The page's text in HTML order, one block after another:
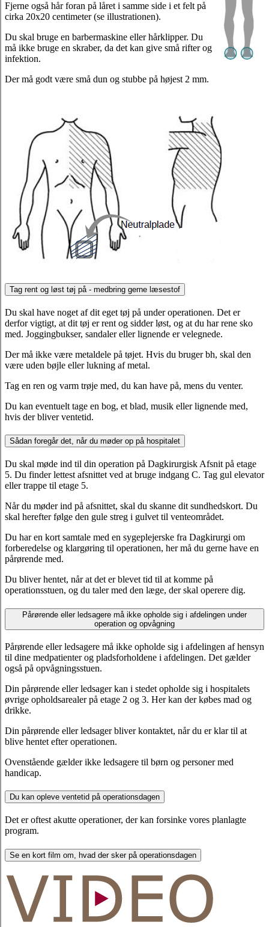
Fjerne også hår foran på låret i samme side i et felt på
cirka 20x20 centimeter (se illustrationen).
Du skal bruge en barbermaskine eller hårklipper. Du
må ikke bruge en skraber, da det kan give små rifter og
infektion.
Der må godt være små dun og stubbe på højest 2 mm.
Tag rent og løst tøj på - medbring gerne læsestof
Du skal have noget af dit eget tøj på under operationen. Det er
derfor vigtigt, at dit tøj er rent og sidder løst, og at du har rene sko
med. Joggingbukser, sandaler eller lignende er velegnede.
Der må ikke være metaldele på tøjet. Hvis du bruger bh, skal den
være uden bøjle eller lukning af metal.
Tag en ren og varm trøje med, du kan have på, mens du venter.
Du kan eventuelt tage en bog, et blad, musik eller lignende med,
hvis der bliver ventetid.
Sådan foregår det, når du møder op på hospitalet
Du skal møde ind til din operation på Dagkirurgisk Afsnit på etage
5. Du finder lettest afsnittet ved at bruge indgang C. Tag gul elevator
eller trappe til etage 5.
Når du møder ind på afsnittet, skal du skanne dit sundhedskort. Du
skal herefter følge den gule streg i gulvet til venteområdet.
Du har en kort samtale med en sygeplejerske fra Dagkirurgi om
forberedelse og klargøring til operationen, her må du gerne have en
pårørende med.
Du bliver hentet, når at det er blevet tid til at komme på
operationsstuen, og du taler med den læge, der skal operere dig.
Pårørende eller ledsagere må ikke opholde sig i afdelingen under
operation og opvågning
Pårørende eller ledsagere må ikke opholde sig i afdelingen af hensyn
til dine medpatienter og pladsforholdene i afdelingen. Det gælder
også på opvågningsstuen.
Din pårørende eller ledsager kan i stedet opholde sig i hospitalets
øvrige opholdsarealer på etage 2 og 3. Her kan der købes mad og
drikke.
Din pårørende eller ledsager bliver kontaktet, når du er klar til at
blive hentet efter operationen.
Ovenstående gælder ikke ledsagere til børn og personer med
handicap.
Du kan opleve ventetid på operationsdagen
Det er oftest akutte operationer, der kan forsinke vores planlagte
program.
Se en kort film om, hvad der sker på operationsdagen